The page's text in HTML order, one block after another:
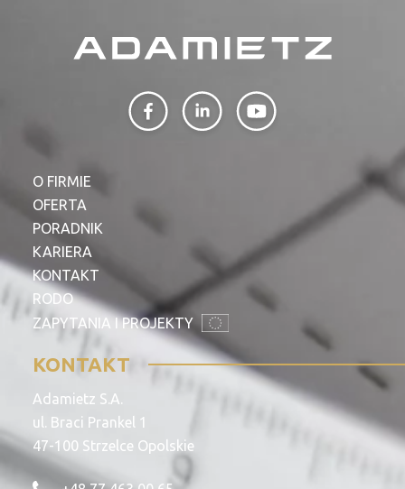
O FIRMIE
OFERTA
PORADNIK
KARIERA
KONTAKT
RODO
ZAPYTANIA I PROJEKTY
KONTAKT
Adamietz S.A.
ul. Braci Prankel 1
47-100 Strzelce Opolskie